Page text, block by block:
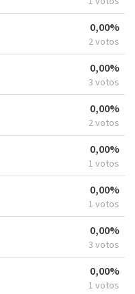
0,00%
2 votos
0,00%
3 votos
0,00%
2 votos
0,00%
1 votos
0,00%
1 votos
0,00%
3 votos
0,00%
1 votos